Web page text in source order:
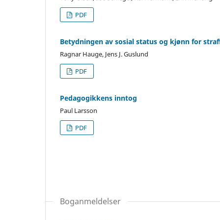
PDF
Betydningen av sosial status og kjønn for
Ragnar Hauge, Jens J. Guslund
PDF
Pedagogikkens inntog
Paul Larsson
PDF
Boganmeldelser